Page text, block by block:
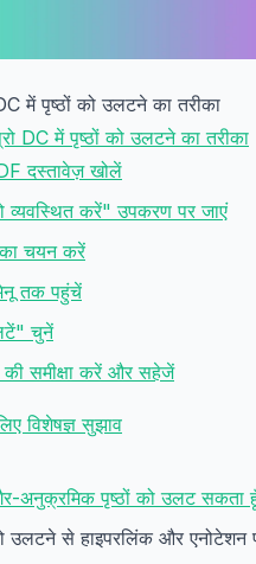
में पृष्ठों को उलटने का तरीका
DC में पृष्ठों को उलटने का तरीका
दस्तावेज़ खोलें
व्यवस्थित करें" उपकरण पर जाएं
चयन करें
तक पहुंचें
चुनें
की समीक्षा करें और सहेजें
विशेषज्ञ सुझाव
अनुक्रमिक पृष्ठों को उलट सकता
उलटने से हाइपरलिंक और एनोटेशन